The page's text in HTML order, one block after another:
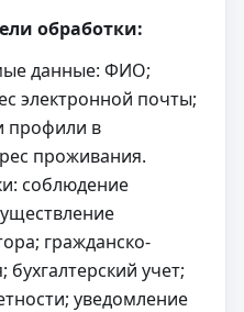
обработки:
данные: ФИО;
электронной почты;
профили в
проживания.
соблюдение
гражданско-
учет;
уведомление